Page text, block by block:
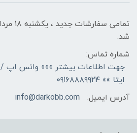
تمامی
شد.
شماره تماس:
جهت اطلاعات بیشتر »»» واتس اپ /
ایتا »» ۰۹۱۶۸۸۸۹۹۲۴
آدرس ایمیل:
info@darkobb.com